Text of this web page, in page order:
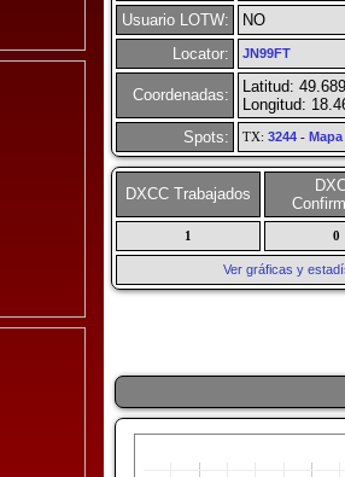
Usuario LOTW:
NO
Locator:
JN99FT
Coordenadas:
Latitud:
Longitud:
Spots:
TX: 3244- Mapa
DXCC Trabajados
1 0
Ver gráficas y